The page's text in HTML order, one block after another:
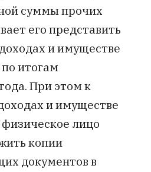
суммы прочих
его представить
и имуществе
итогам
При этом к
и имуществе
лицо
копии
документов в